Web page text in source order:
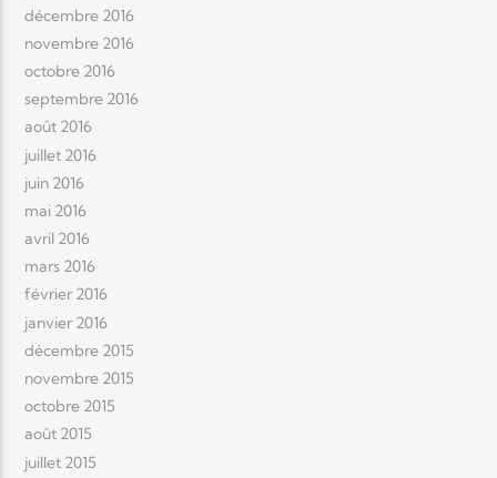
décembre 2016
novembre 2016
octobre 2016
septembre 2016
août 2016
juillet 2016
juin 2016
mai 2016
avril 2016
mars 2016
février 2016
janvier 2016
décembre 2015
novembre 2015
octobre 2015
août 2015
juillet 2015